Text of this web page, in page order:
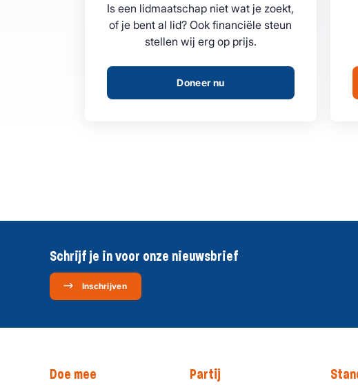
Is een lidmaatschap niet wat je zoekt,
of je bent al lid? Ook financiële steun
stellen wij erg op prijs.
Doneer nu
Schrijf je in voor onze nieuwsbrief
Inschrijven
Doe mee Partij